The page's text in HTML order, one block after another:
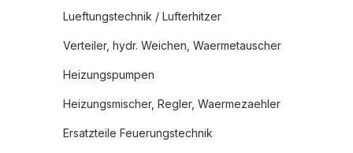
Lueftungstechnik / Lufterhitzer
Verteiler, hydr. Weichen, Waermetauscher
Heizungspumpen
Heizungsmischer, Regler, Waermezaehler
Ersatzteile Feuerungstechnik